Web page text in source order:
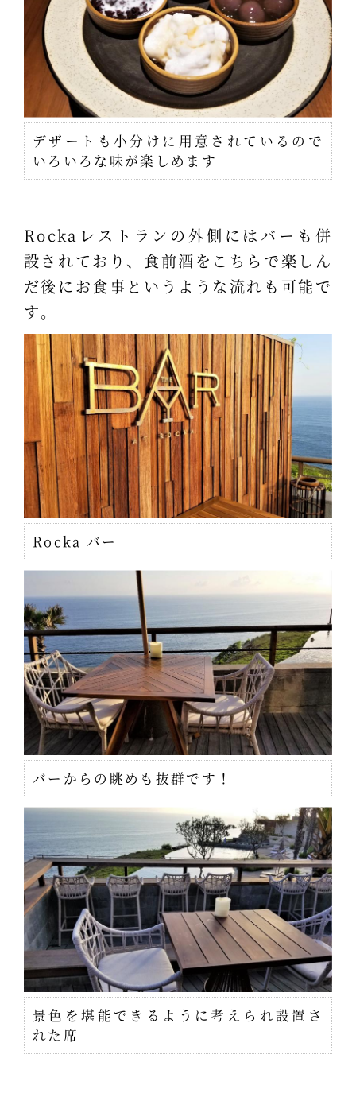
デザートも小分けに用意されているので
いろいろな味が楽しめます
Rockaレストランの外側にはバーも併
設されており、食前酒をこちらで楽しん
だ後にお食事というような流れも可能で
す。
Rocka バー
バーからの眺めも抜群です！
景色を堪能できるように考えられ設置さ
れた席